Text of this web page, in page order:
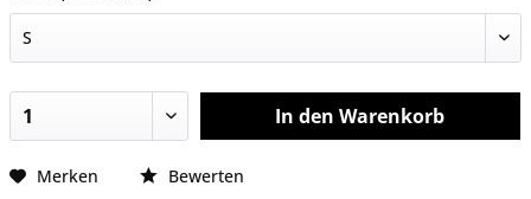
In den Warenkorb
Merken Bewerten